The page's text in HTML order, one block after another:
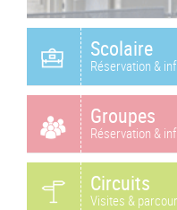
Scolaire
Réservation &
Groupes
Réservation &
Circuits
Visites &